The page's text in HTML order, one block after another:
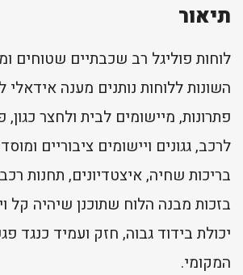
תיאור
לוחות פוליגל רב שכבתיים שטוחים
השונות ללוחות נותנים מענה אידאלי
פתרונות, מיישומים לבית ולחצר כגון,
לרכב, גגונים ויישומים ציבוריים
בריכות שחיה, איצטדיונים, תחנות
בזכות מבנה הלוח שתוכנן שיהיה קל
יכולת בידוד גבוה, חזק ועמיד כנגד
המקומי.